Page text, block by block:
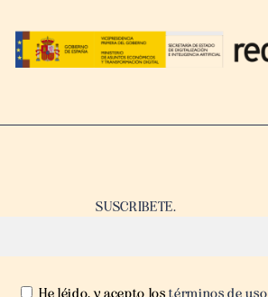
SUSCRIBETE.
He léido, y acepto los términos de uso